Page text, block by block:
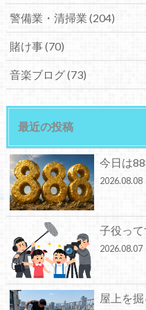
警備業・清掃業 (204)
賭け事(70)
音楽ブログ(73)
最近の投稿
今日は
2026.08.08
子役っ
2026.08.07
屋上を掘